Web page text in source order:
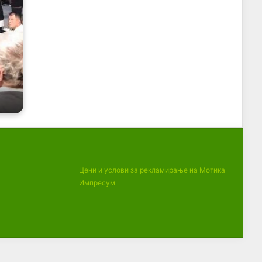
Цени и услови за рекламирање на Мотика
Импресум